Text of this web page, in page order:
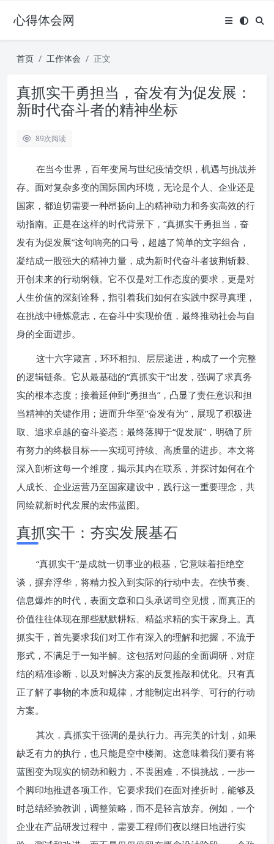
心得体会网
首页 工作体会 正文
真抓实干勇担当，奋发有为促发展：
新时代奋斗者的精神坐标
89次阅读
在当今世界，百年变局与世纪疫情交织，机遇与挑战并
存。面对复杂多变的国际国内环境，无论是个人、企业还是
国家，都迫切需要一种昂扬向上的精神动力和务实高效的行
动指南。正是在这样的时代背景下，“真抓实干勇担当，奋
发有为促发展”这句响亮的口号，超越了简单的文字组合，
凝结成一股强大的精神力量，成为新时代奋斗者披荆斩棘、
开创未来的行动纲领。它不仅是对工作态度的要求，更是对
人生价值的深刻诠释，指引着我们如何在实践中探寻真理，
在挑战中锤炼意志，在奋斗中实现价值，最终推动社会与自
身的全面进步。
这十六字箴言，环环相扣、层层递进，构成了一个完整
的逻辑链条。它从最基础的“真抓实干”出发，强调了求真务
实的根本态度；接着延伸到“勇担当”，凸显了责任意识和担
当精神的关键作用；进而升华至“奋发有为”，展现了积极进
取、追求卓越的奋斗姿态；最终落脚于“促发展”，明确了所
有努力的终极目标——实现可持续、高质量的进步。本文将
深入剖析这每一个维度，揭示其内在联系，并探讨如何在个
人成长、企业运营乃至国家建设中，践行这一重要理念，共
同绘就新时代发展的宏伟蓝图。
真抓实干：夯实发展基石
“真抓实干”是成就一切事业的根基，它意味着拒绝空
谈，摒弃浮华，将精力投入到实际的行动中去。在快节奏、
信息爆炸的时代，表面文章和口头承诺司空见惯，而真正的
价值往往体现在那些默默耕耘、精益求精的实干家身上。真
抓实干，首先要求我们对工作有深入的理解和把握，不流于
形式，不满足于一知半解。这包括对问题的全面调研，对症
结的精准诊断，以及对解决方案的反复推敲和优化。只有真
正了解了事物的本质和规律，才能制定出科学、可行的行动
方案。
其次，真抓实干强调的是执行力。再完美的计划，如果
缺乏有力的执行，也只能是空中楼阁。这意味着我们要有将
蓝图变为现实的韧劲和毅力，不畏困难，不惧挑战，一步一
个脚印地推进各项工作。它要求我们在面对挫折时，能够及
时总结经验教训，调整策略，而不是轻言放弃。例如，一个
企业在产品研发过程中，需要工程师们夜以继日地进行实